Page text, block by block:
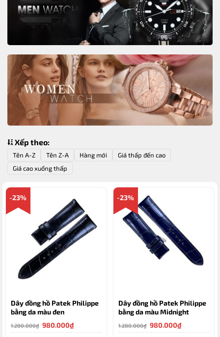
Xếp theo:
Tên A-Z Tên Z-A Hàng mới
Giá thấp đến cao
Giá cao xuống thấp
-23%
Dây đồng hồ Patek Philippe
bằng da màu đen
1.280.000₫ Giá
gốc
980.000₫Giá
hiện
-23%
Dây đồng hồ Patek Philippe
bằng da màu Midnight
1.280.000₫ Giá
gốc
980.000₫Giá
hiện